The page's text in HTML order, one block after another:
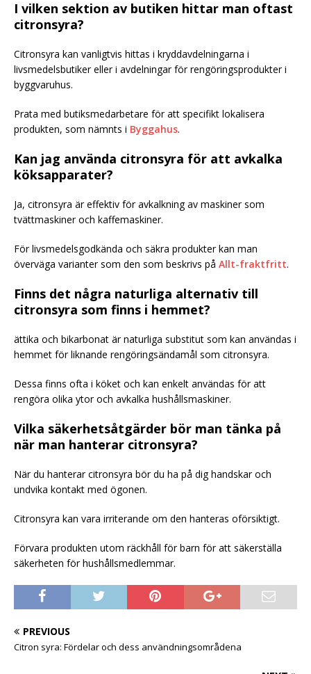
I vilken sektion av butiken hittar man oftast
citronsyra?
Citronsyra kan vanligtvis hittas i kryddavdelningarna i
livsmedelsbutiker eller i avdelningar för rengöringsprodukter i
byggvaruhus.
Prata med butiksmedarbetare för att specifikt lokalisera
produkten, som nämnts i Byggahus.
Kan jag använda citronsyra för att avkalka
köksapparater?
Ja, citronsyra är effektiv för avkalkning av maskiner som
tvättmaskiner och kaffemaskiner.
För livsmedelsgodkända och säkra produkter kan man
överväga varianter som den som beskrivs på Allt-fraktfritt.
Finns det några naturliga alternativ till
citronsyra som finns i hemmet?
ättika och bikarbonat är naturliga substitut som kan användas i
hemmet för liknande rengöringsändamål som citronsyra.
Dessa finns ofta i köket och kan enkelt användas för att
rengöra olika ytor och avkalka hushållsmaskiner.
Vilka säkerhetsåtgärder bör man tänka på
när man hanterar citronsyra?
När du hanterar citronsyra bör du ha på dig handskar och
undvika kontakt med ögonen.
Citronsyra kan vara irriterande om den hanteras oförsiktigt.
Förvara produkten utom räckhåll för barn för att säkerställa
säkerheten för hushållsmedlemmar.
PREVIOUS
Citron syra: Fördelar och dess användningsområdena